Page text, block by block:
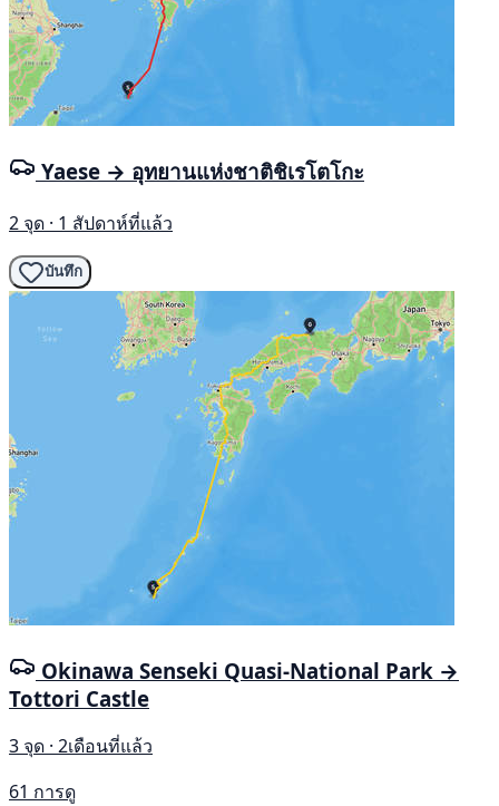
Yaese → อุทยานแห่งชาติชิเรโตโกะ
2 จุด · 1 สัปดาห์ที่แล้ว
บันทึก
Okinawa Senseki Quasi-National Park →
Tottori Castle
3 จุด · 2เดือนที่แล้ว
61 การดู